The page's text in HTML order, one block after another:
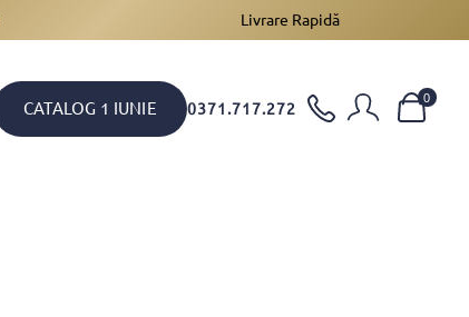
Livrare Rapidă
CATALOG 1 IUNIE 0371.717.272
0